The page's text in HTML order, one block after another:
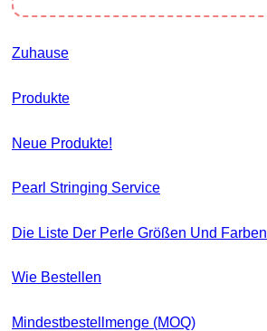
Zuhause
Produkte
Neue Produkte!
Pearl Stringing Service
Die Liste Der Perle Größen Und Farben
Wie Bestellen
Mindestbestellmenge (MOQ)